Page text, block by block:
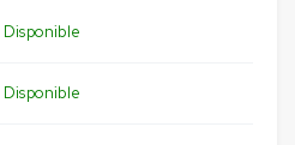
Disponible
Disponible